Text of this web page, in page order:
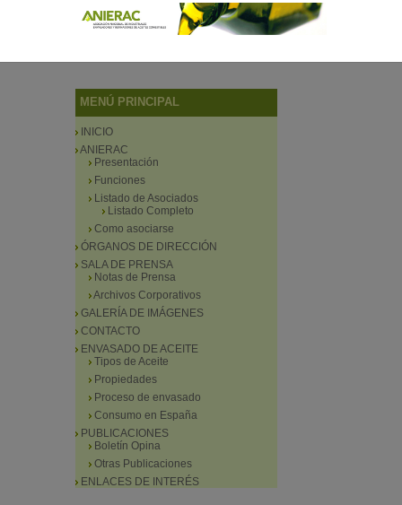
MENÚ PRINCIPAL
INICIO
ANIERAC
Presentación
Funciones
Listado de Asociados
Listado Completo
Como asociarse
ÓRGANOS DE DIRECCIÓN
SALA DE PRENSA
Notas de Prensa
Archivos Corporativos
GALERÍA DE IMÁGENES
CONTACTO
ENVASADO DE ACEITE
Tipos de Aceite
Propiedades
Proceso de envasado
Consumo en España
PUBLICACIONES
Boletín Opina
Otras Publicaciones
ENLACES DE INTERÉS